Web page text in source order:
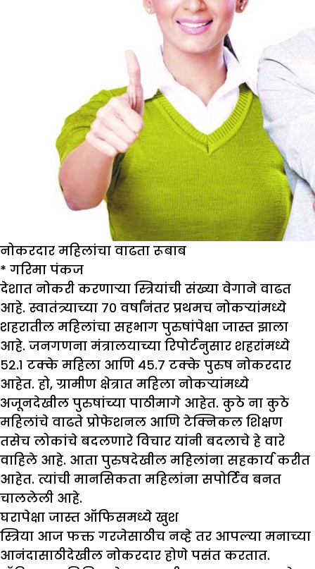
नोकरदार महिलांचा वाढता रूबाब
* गरिमा पंकज
देशात नोकरी करणाऱ्या स्त्रियांची संख्या वेगाने वाढत
आहे. स्वातंत्र्याच्या ७० वर्षांनंतर प्रथमच नोकऱ्यांमध्ये
शहरातील महिलांचा सहभाग पुरुषांपेक्षा जास्त झाला
आहे. जनगणना मंत्रालयाच्या रिपोर्टनुसार शहरांमध्ये
५२.१ टक्के महिला आणि ४५.७ टक्के पुरुष नोकरदार
आहेत. हो, ग्रामीण क्षेत्रात महिला नोकऱ्यांमध्ये
अजूनदेखील पुरुषांच्या पाठीमागे आहेत. कुठे ना कुठे
महिलांचे वाढते प्रोफेशनल आणि टेक्निकल शिक्षण
तसेच लोकांचे बदलणारे विचार यांनी बदलाचे हे वारे
वाहिले आहे. आता पुरुषदेखील महिलांना सहकार्य करीत
आहेत. त्यांची मानसिकता महिलांना सपोर्टिव बनत
चाललेली आहे.
घरापेक्षा जास्त ऑफिसमध्ये खुश
स्त्रिया आज फक्त गरजेसाठीच नव्हे तर आपल्या मनाच्या
आनंदासाठीदेखील नोकरदार होणे पसंत करतात.